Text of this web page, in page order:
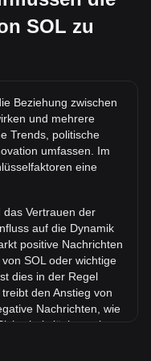
TND aller Zeiten?
TND liegt bei
von Solana
Monat ist der
Tunesischer
SOL zu
Beziehung zwischen
und mehrere
Trends, politische
umfassen. Im
eine
das Vertrauen der
auf die Dynamik
positive Nachrichten
SOL oder wichtige
dies in der Regel
den Anstieg von
Nachrichten, wie
eine